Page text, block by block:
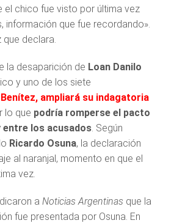
el chico fue visto por última vez
información que fue recordando».
declara.
la desaparición de Loan Danilo
y uno de los siete
, ampliará su indagatoria
lo que podría romperse el pacto
entre los acusados. Según
Ricardo Osuna, la declaración
al naranjal, momento en que el
vez.
a Noticias Argentinas que la
fue presentada por Osuna. En